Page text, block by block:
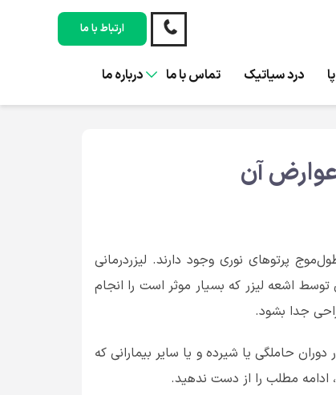
ارتباط با ما
درد سیاتیک تماس با ما درباره ما
عوارض آن
پرتوهای نوری وجود دارند. لیزردرمانی
توسط اشعه لیزر که بسیار موثر است را انجام
جدا بشود.
حاملگی یا شیرده و یا سایر بیمارانی که
ادامه مطلب را از دست ندهید.